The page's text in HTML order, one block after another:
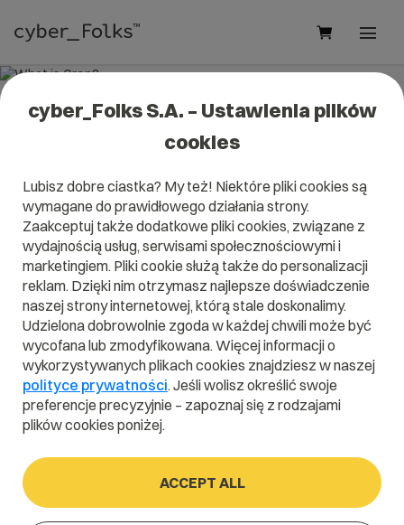
What is Cron?
It will help you better understand what exactly it isCronand
what is the meaning to you in everyday use.
A B C D E F G H
I
J
K L M N O P Q
R
S
T U V W X Y Z
Home/Dictionary/Serwery i hosting/Cron
Cron
cyber_Folks S.A. – Ustawienia plików
cookies
Lubisz dobre ciastka? My też! Niektóre pliki cookies są
wymagane do prawidłowego działania strony.
Zaakceptuj także dodatkowe pliki cookies, związane z
wydajnością usług, serwisami społecznościowymi i
marketingiem. Pliki cookie służą także do personalizacji
reklam. Dzięki nim otrzymasz najlepsze doświadczenie
naszej strony internetowej, którą stale doskonalimy.
Udzielona dobrowolnie zgoda w każdej chwili może być
wycofana lub zmodyfikowana. Więcej informacji o
wykorzystywanych plikach cookies znajdziesz w naszej
polityce prywatności. Jeśli wolisz określić swoje
preferencje precyzyjnie – zapoznaj się z rodzajami
plików cookies poniżej.
ACCEPT ALL